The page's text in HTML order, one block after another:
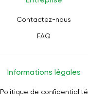
Contactez-nous
FAQ
Informations légales
Politique de confidentialité